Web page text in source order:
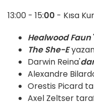
13:00 - 15:00 - Kısa
Healwood Faun'
The She-E
Darwin Reina'
Alexandre
Orestis Picard
Axel Zeltser